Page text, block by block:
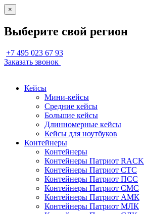
×
Выберите свой регион
+7 495 023 67 93
Заказать звонок
Кейсы
Мини-кейсы
Средние кейсы
Большие кейсы
Длинномерные кейсы
Кейсы для ноутбуков
Контейнеры
Контейнеры
Контейнеры Патриот RACK
Контейнеры Патриот СТС
Контейнеры Патриот ПСС
Контейнеры Патриот СМС
Контейнеры Патриот АМК
Контейнеры Патриот МЛК